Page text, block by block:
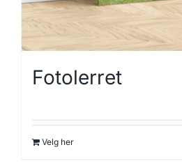
Fotolerret
Velg her